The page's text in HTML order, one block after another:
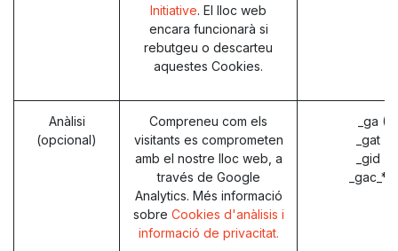
Initiative. El lloc web
encara funcionarà si
rebutgeu o descarteu
aquestes Cookies.
Anàlisi
(opcional)
Compreneu com els
visitants es comprometen
amb el nostre lloc web, a
través de Google
Analytics. Més informació
sobre Cookies d'anàlisis i
informació de privacitat.
_ga
_gat
_gid
_gac_*